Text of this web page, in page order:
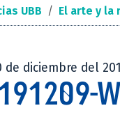
UBB / El arte y la
de diciembre del